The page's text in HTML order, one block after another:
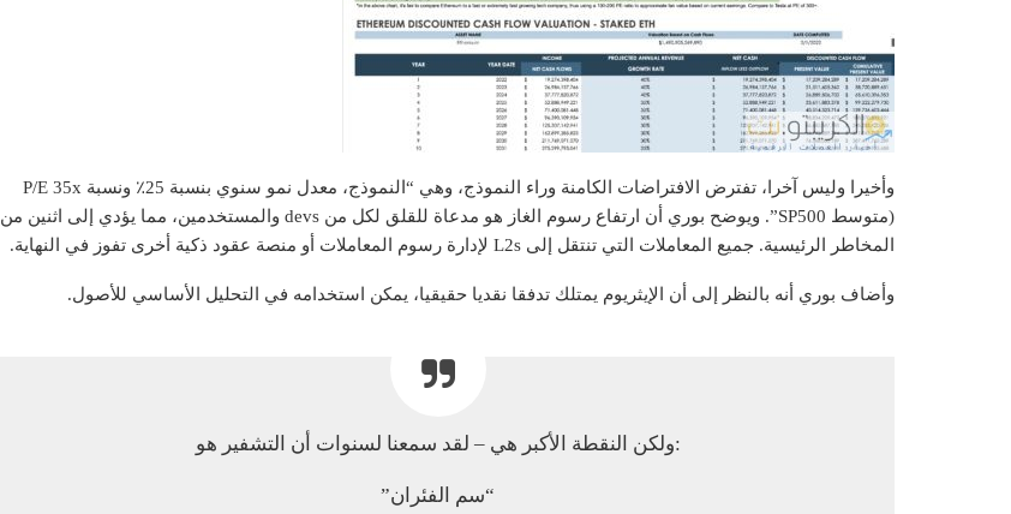
وأخيرا وليس آخرا، تفترض الافتراضات الكامنة وراء النموذج، وهي “النموذج، معدل نمو سنوي بنسبة 25٪ ونسبة P/E 35x
(متوسط SP500”. ويوضح بوري أن ارتفاع رسوم الغاز هو مدعاة للقلق لكل من devs والمستخدمين، مما يؤدي إلى اثنين من
المخاطر الرئيسية. جميع المعاملات التي تنتقل إلى L2s لإدارة رسوم المعاملات أو منصة عقود ذكية أخرى تفوز في النهاية.
وأضاف بوري أنه بالنظر إلى أن الإيثريوم يمتلك تدفقا نقديا حقيقيا، يمكن استخدامه في التحليل الأساسي للأصول.
ولكن النقطة الأكبر هي – لقد سمعنا لسنوات أن التشفير هو:
“سم الفئران”